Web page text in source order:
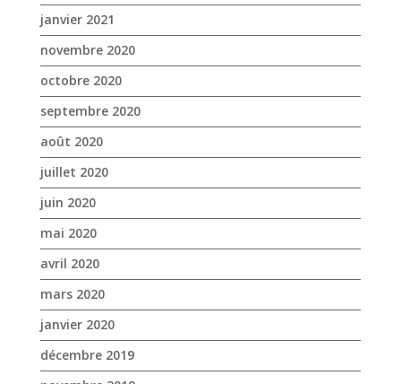
août 2020
juillet 2020
juin 2020
mai 2020
avril 2020
mars 2020
janvier 2020
décembre 2019
novembre 2019
octobre 2019
septembre 2019
août 2019